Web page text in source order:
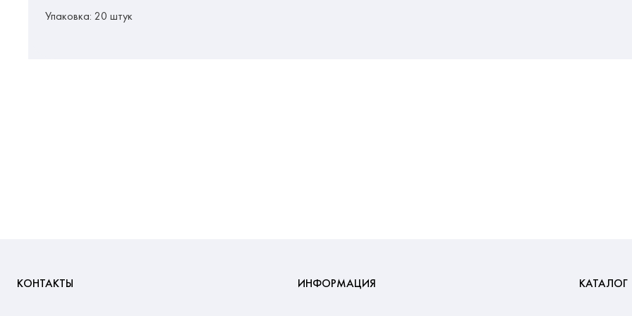
Упаковка: 20 штук
КОНТАКТЫ ИНФОРМАЦИЯ КАТАЛОГ